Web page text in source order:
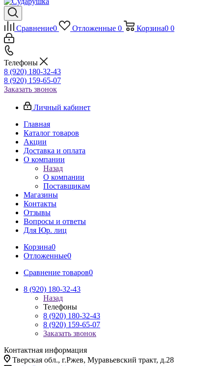
Сравнение0 Отложенные 0 Корзина0 0
Телефоны
8 (920) 180-32-43
8 (920) 159-65-07
Заказать звонок
Личный кабинет
Главная
Каталог товаров
Акции
Доставка и оплата
О компании
Назад
О компании
Поставщикам
Магазины
Контакты
Отзывы
Вопросы и ответы
Для Юр. лиц
Корзина0
Отложенные0
Сравнение товаров0
8 (920) 180-32-43
Назад
Телефоны
8 (920) 180-32-43
8 (920) 159-65-07
Заказать звонок
Контактная информация
Тверская обл., г.Ржев, Муравьевский тракт, д.28